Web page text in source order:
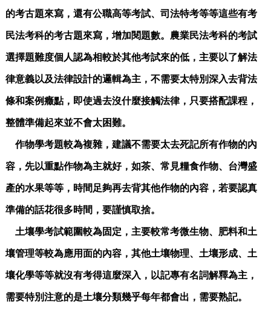
的考古題來寫，還有公職高等考試、司法特考等等這些有考
民法考科的考古題來寫，增加閱題數。農業民法考科的考試
選擇題難度個人認為相較於其他考試來的低，主要以了解法
律意義以及法律設計的邏輯為主，不需要太特別深入去背法
條和案例癥點，即使過去沒什麼接觸法律，只要搭配課程，
整體準備起來並不會太困難。
作物學考題較為複雜，建議不需要太去死記所有作物的內
容，先以重點作物為主就好，如茶、常見糧食作物、台灣盛
產的水果等等，時間足夠再去背其他作物的內容，若要認真
準備的話花很多時間，要謹慎取捨。
土壤學考試範圍較為固定，主要較常考微生物、肥料和土
壤管理等較為應用面的內容，其他土壤物理、土壤形成、土
壤化學等等就沒有考得這麼深入，以記專有名詞解釋為主，
需要特別注意的是土壤分類幾乎每年都會出，需要熟記。